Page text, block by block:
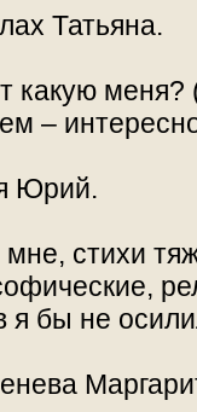
Татьяна.
какую меня?
–
Юрий.
мне, стихи
я бы не